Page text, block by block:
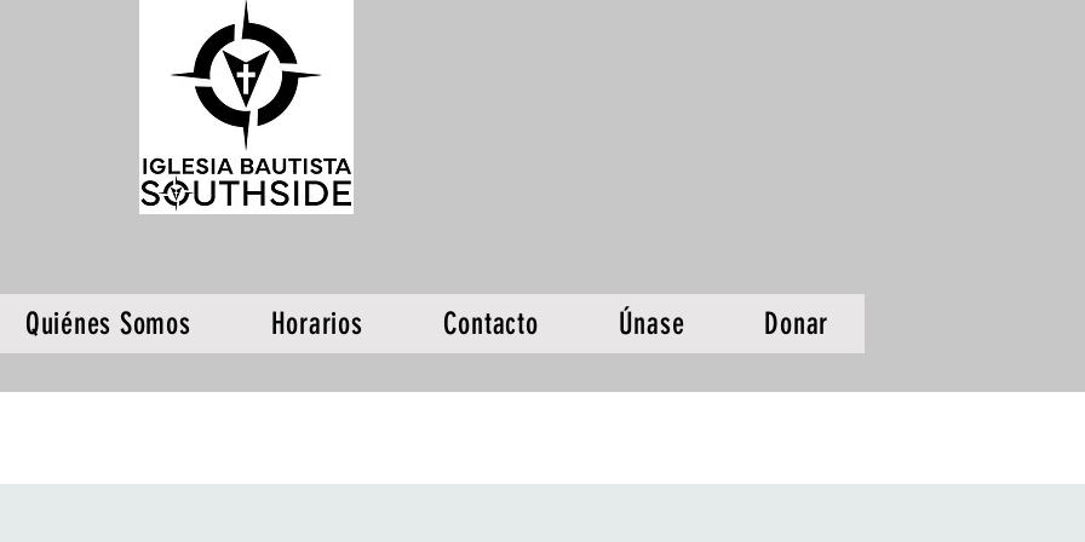
Quiénes Somos Horarios Contacto Únase Donar